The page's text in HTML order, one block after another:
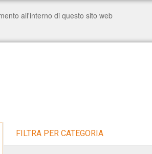
FILTRA PER CATEGORIA